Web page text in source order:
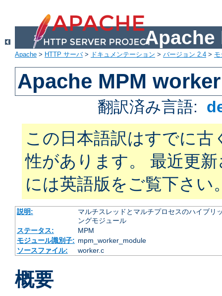
Apache
Apache > HTTP サーバ> ドキュメンテーション > バージョン 2.4 >
Apache MPM worker
翻訳済み言語:
この日本語訳はすでに古
性があります。 最近更
には英語版をご覧下さい
説明:
マルチスレッドとマルチプロセスのハイブリ
ングモジュール
ステータス:
MPM
モジュール識別子: mpm_worker_module
ソースファイル:
worker.c
概要